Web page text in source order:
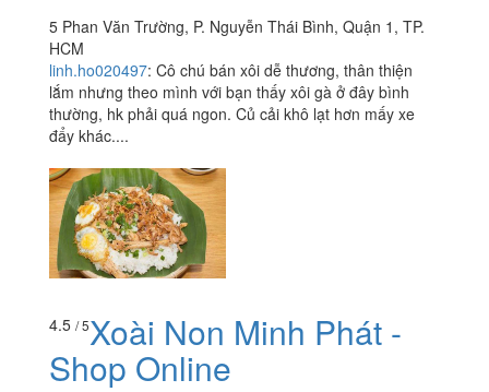
5 Phan Văn Trường, P. Nguyễn Thái Bình, Quận 1, TP.
HCM
linh.ho020497: Cô chú bán xôi dễ thương, thân thiện
lắm nhưng theo mình với bạn thấy xôi gà ở đây bình
thường, hk phải quá ngon. Củ cải khô lạt hơn mấy xe
đẩy khác....
4.5 / 5Xoài Non Minh Phát -
Shop Online